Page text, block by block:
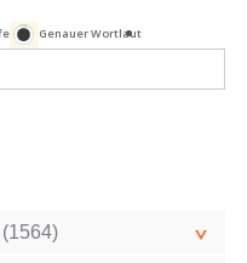
Genauer Wortlaut